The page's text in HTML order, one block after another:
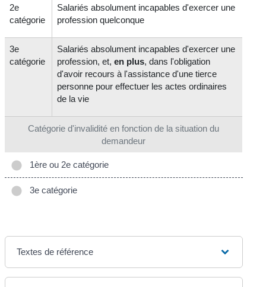
Catégorie d'invalidité en fonction de la situation du
demandeur
2e
catégorie
Salariés absolument incapables d'exercer une
profession quelconque
3e
catégorie
Salariés absolument incapables d'exercer une
profession, et,en plus, dans l'obligation
d'avoir recours à l'assistance d'une tierce
personne pour effectuer les actes ordinaires
de la vie
1ère ou 2e catégorie
3e catégorie
Textes de référence